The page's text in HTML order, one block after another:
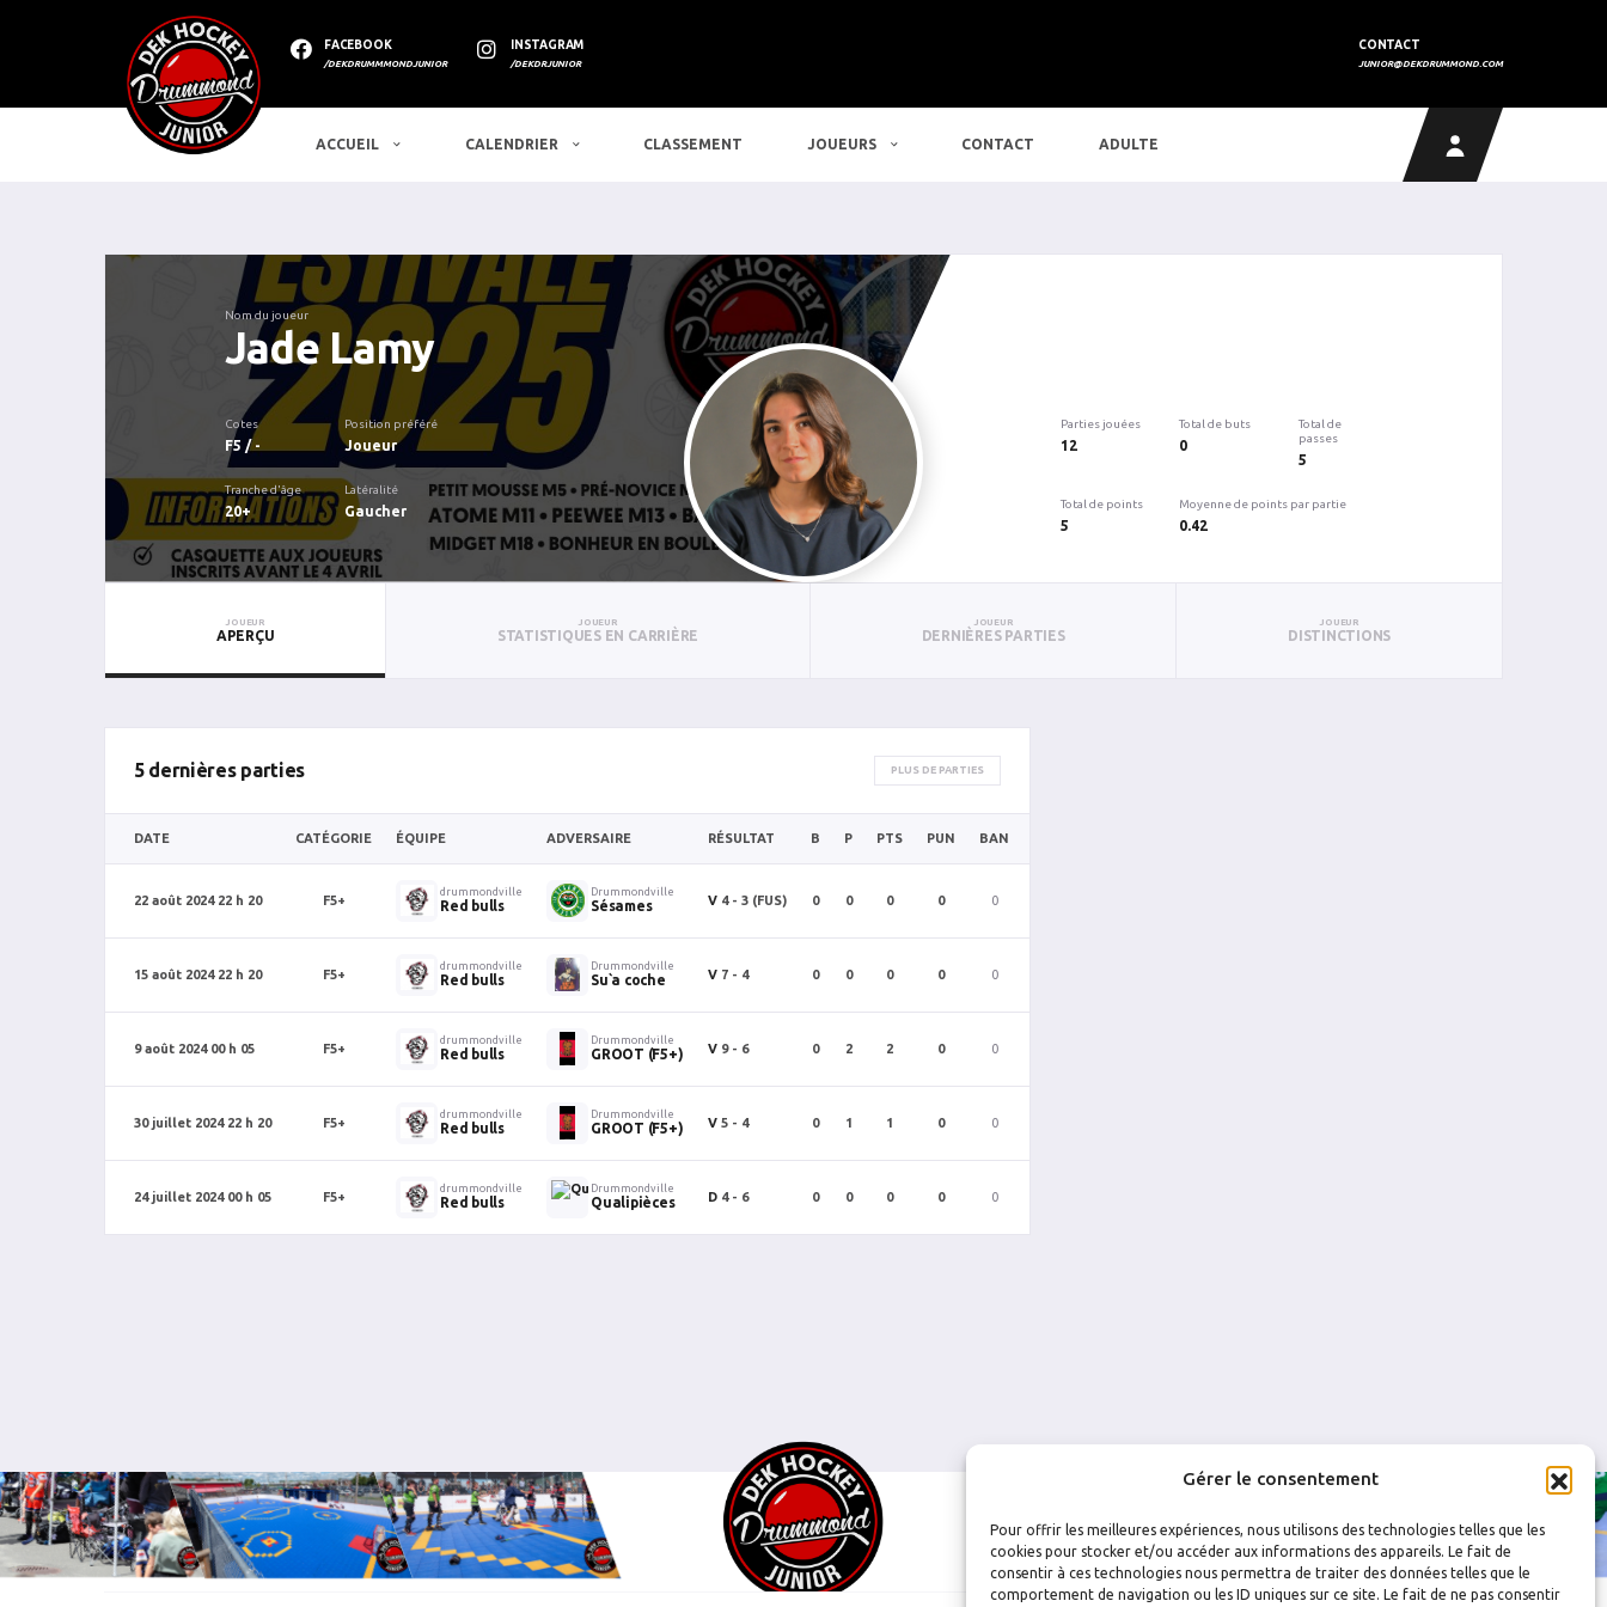
Gérer le consentement
Pour offrir les meilleures expériences, nous utilisons des technologies telles que les
cookies pour stocker et/ou accéder aux informations des appareils. Le fait de
consentir à ces technologies nous permettra de traiter des données telles que le
comportement de navigation ou les ID uniques sur ce site. Le fait de ne pas consentir
FACEBOOK
/DEKDRUMMMONDJUNIOR
INSTAGRAM
/DEKDRJUNIOR
CONTACT
JUNIOR@DEKDRUMMOND.COM
ACCUEIL CALENDRIER CLASSEMENT JOUEURS CONTACT ADULTE
Nom du joueur
Jade Lamy
Cotes
F5 / -
Position préféré
Joueur
Tranche d'âge
20+
Latéralité
Gaucher
Parties jouées
12
Total de buts
0
Total de
passes
5
Total de points
5
Moyenne de points par partie
0.42
JOUEUR
APERÇU
JOUEUR
STATISTIQUES EN CARRIÈRE
JOUEUR
DERNIÈRES PARTIES
JOUEUR
DISTINCTIONS
5 dernières parties PLUS DE PARTIES
DATE CATÉGORIE ÉQUIPE ADVERSAIRE RÉSULTAT B P PTS PUN BAN
22 août 2024 22 h 20 F5+
drummondville
Red bulls
Drummondville
Sésames V 4 - 3 (FUS) 0 0 0 0 0
15 août 2024 22 h 20 F5+
drummondville
Red bulls
Drummondville
Su`a coche V 7 - 4 0 0 0 0 0
9 août 2024 00 h 05 F5+
drummondville
Red bulls
Drummondville
GROOT (F5+) V 9 - 6 0 2 2 0 0
30 juillet 2024 22 h 20 F5+
drummondville
Red bulls
Drummondville
GROOT (F5+) V 5 - 4 0 1 1 0 0
24 juillet 2024 00 h 05 F5+
drummondville
Red bulls
Drummondville
Qualipièces D 4 - 6 0 0 0 0 0